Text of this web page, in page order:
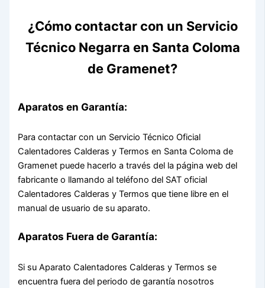
¿Cómo contactar con un Servicio
Técnico Negarra en Santa Coloma
de Gramenet?
Aparatos en Garantía:
Para contactar con un Servicio Técnico Oficial
Calentadores Calderas y Termos en Santa Coloma de
Gramenet puede hacerlo a través del la página web del
fabricante o llamando al teléfono del SAT oficial
Calentadores Calderas y Termos que tiene libre en el
manual de usuario de su aparato.
Aparatos Fuera de Garantía:
Si su Aparato Calentadores Calderas y Termos se
encuentra fuera del periodo de garantía nosotros